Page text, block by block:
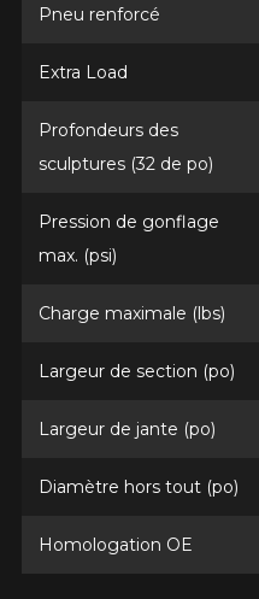
Pneu renforcé
Extra Load
Profondeurs des
sculptures (32 de po)
Pression de gonflage
max. (psi)
Charge maximale (lbs)
Largeur de section (po)
Largeur de jante (po)
Diamètre hors tout (po)
Homologation OE
Votre avis
HOMOLOGUÉ
Nom